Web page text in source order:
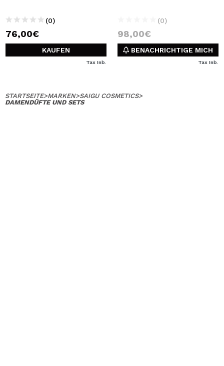
(0)
76,00€
KAUFEN
Tax Inb.
(0)
98,00€
BENACHRICHTIGE MICH
Tax Inb.
STARTSEITE>MARKEN>SAIGU COSMETICS>
DAMENDÜFTE UND SETS